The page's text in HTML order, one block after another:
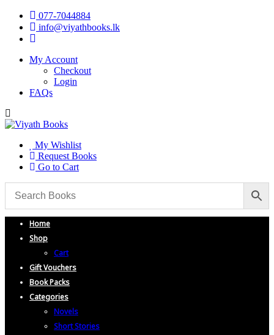
077-7044884
info@viyathbooks.lk
My Account
Checkout
Login
FAQs
My Wishlist
Request Books
Go to Cart
Home
Shop
Cart
Gift Vouchers
Book Packs
Categories
Novels
Short Stories